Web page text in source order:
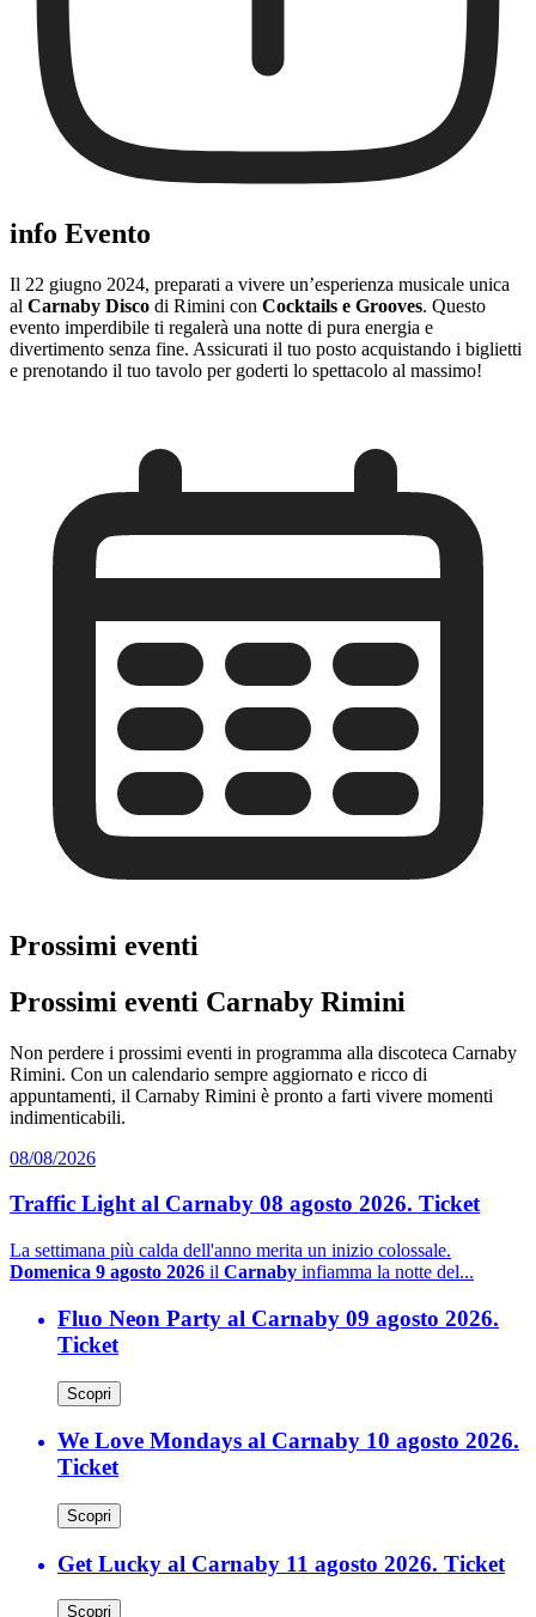
info Evento
Il 22 giugno 2024, preparati a vivere un’esperienza musicale unica
al Carnaby Disco di Rimini con Cocktails e Grooves. Questo
evento imperdibile ti regalerà una notte di pura energia e
divertimento senza fine. Assicurati il tuo posto acquistando i biglietti
e prenotando il tuo tavolo per goderti lo spettacolo al massimo!
Prossimi eventi
Prossimi eventi Carnaby Rimini
Non perdere i prossimi eventi in programma alla discoteca Carnaby
Rimini. Con un calendario sempre aggiornato e ricco di
appuntamenti, il Carnaby Rimini è pronto a farti vivere momenti
indimenticabili.
08/08/2026
Traffic Light al Carnaby 08 agosto 2026. Ticket
La settimana più calda dell'anno merita un inizio colossale.
Domenica 9 agosto 2026 il Carnaby infiamma la notte del...
Fluo Neon Party al Carnaby 09 agosto 2026.
Ticket
Scopri
We Love Mondays al Carnaby 10 agosto 2026.
Ticket
Scopri
Get Lucky al Carnaby 11 agosto 2026. Ticket
Scopri